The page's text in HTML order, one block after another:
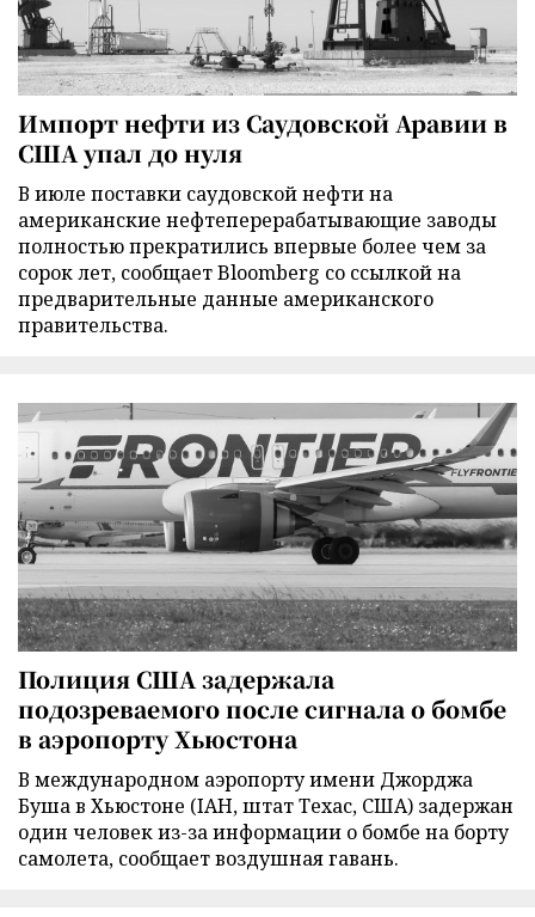
Импорт нефти из Саудовской Аравии в
США упал до нуля
В июле поставки саудовской нефти на
американские нефтеперерабатывающие заводы
полностью прекратились впервые более чем за
сорок лет, сообщает Bloomberg со ссылкой на
предварительные данные американского
правительства.
Полиция США задержала
подозреваемого после сигнала о бомбе
в аэропорту Хьюстона
В международном аэропорту имени Джорджа
Буша в Хьюстоне (IAH, штат Техас, США) задержан
один человек из-за информации о бомбе на борту
самолета, сообщает воздушная гавань.